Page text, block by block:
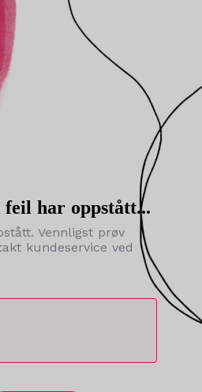
feil har oppstått...
Vennligst prøv
kundeservice ved